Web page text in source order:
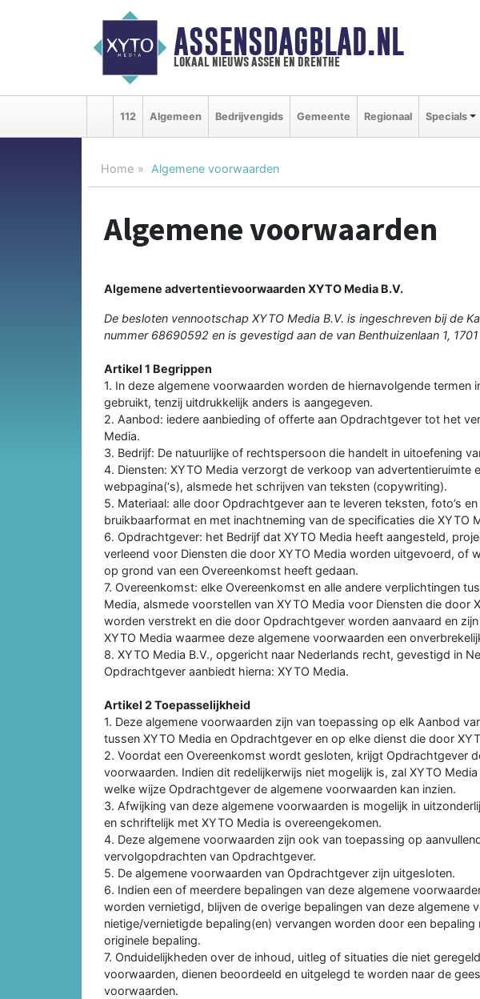
ASSENSDAGBLAD.NL
lokaal nieuws assen en drenthe
112 Algemeen Bedrijvengids Gemeente Regionaal Specials
Home Algemene voorwaarden
Algemene voorwaarden
Algemene advertentievoorwaarden XYTO Media B.V.
De besloten vennootschap XYTO Media B.V. is ingeschreven bij de
nummer 68690592 en is gevestigd aan de van Benthuizenlaan 1,
Artikel 1 Begrippen
1. In deze algemene voorwaarden worden de hiernavolgende termen
gebruikt, tenzij uitdrukkelijk anders is aangegeven.
2. Aanbod: iedere aanbieding of offerte aan Opdrachtgever tot het
Media.
3. Bedrijf: De natuurlijke of rechtspersoon die handelt in uitoefening
4. Diensten: XYTO Media verzorgt de verkoop van advertentieruimte
webpagina(‘s), alsmede het schrijven van teksten (copywriting).
5. Materiaal: alle door Opdrachtgever aan te leveren teksten, foto’s
bruikbaarformat en met inachtneming van de specificaties die XYTO
6. Opdrachtgever: het Bedrijf dat XYTO Media heeft aangesteld,
verleend voor Diensten die door XYTO Media worden uitgevoerd, of
op grond van een Overeenkomst heeft gedaan.
7. Overeenkomst: elke Overeenkomst en alle andere verplichtingen
Media, alsmede voorstellen van XYTO Media voor Diensten die door
worden verstrekt en die door Opdrachtgever worden aanvaard en
XYTO Media waarmee deze algemene voorwaarden een
8. XYTO Media B.V., opgericht naar Nederlands recht, gevestigd in
Opdrachtgever aanbiedt hierna: XYTO Media.
Artikel 2 Toepasselijkheid
1. Deze algemene voorwaarden zijn van toepassing op elk Aanbod
tussen XYTO Media en Opdrachtgever en op elke dienst die door
2. Voordat een Overeenkomst wordt gesloten, krijgt Opdrachtgever
voorwaarden. Indien dit redelijkerwijs niet mogelijk is, zal XYTO
welke wijze Opdrachtgever de algemene voorwaarden kan inzien.
3. Afwijking van deze algemene voorwaarden is mogelijk in
en schriftelijk met XYTO Media is overeengekomen.
4. Deze algemene voorwaarden zijn ook van toepassing op
vervolgopdrachten van Opdrachtgever.
5. De algemene voorwaarden van Opdrachtgever zijn uitgesloten.
6. Indien een of meerdere bepalingen van deze algemene
worden vernietigd, blijven de overige bepalingen van deze algemene
nietige/vernietigde bepaling(en) vervangen worden door een
originele bepaling.
7. Onduidelijkheden over de inhoud, uitleg of situaties die niet
voorwaarden, dienen beoordeeld en uitgelegd te worden naar de
voorwaarden.